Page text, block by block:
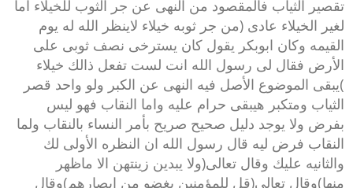
تقصير الثياب فالمقصود من النهى عن جر الثوب للخيلاء اما
لغير الخيلاء عادى (من جر ثوبه خيلاء لاينظر الله له يوم
القيمه وكان ابوبكر يقول كان يسترخى نصف ثوبى على
الأرض فقال لى رسول الله انت لست تفعل ذالك خيلاء
)يبقى الموضوع الأصل فيه النهى عن الكبر ولو واحد قصر
الثياب ومتكبر هيبقى حرام عليه واما النقاب فهو ليس
بفرض ولا يوجد دليل صحيح صريح بأمر النساء بالنقاب ولما
النقاب فرض ليه قال رسول الله ان النظره الأولى لك
والثانيه عليك وقال تعالى(ولا يبدين زينتهن الا ماظهر
منها)وقال تعالى(قل للمؤمنين يغضو من ابصارهم)وقال